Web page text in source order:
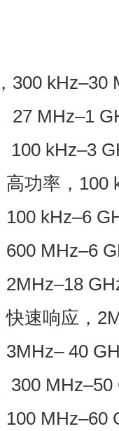
300 kHz–30
27 MHz–1
100 kHz–3
功率，100
kHz–6
MHz–6
2MHz–18
速响应，
3MHz– 40
300
MHz–60